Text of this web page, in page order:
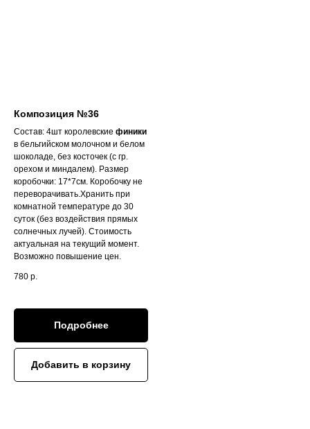
Композиция №36
Состав: 4шт королевские финики
в бельгийском молочном и белом
шоколаде, без косточек (с гр.
орехом и миндалем). Размер
коробочки: 17*7см. Коробочку не
переворачивать.Хранить при
комнатной температуре до 30
суток (без воздействия прямых
солнечных лучей). Стоимость
актуальная на текущий момент.
Возможно повышение цен.
780 р.
Подробнее
Добавить в корзину